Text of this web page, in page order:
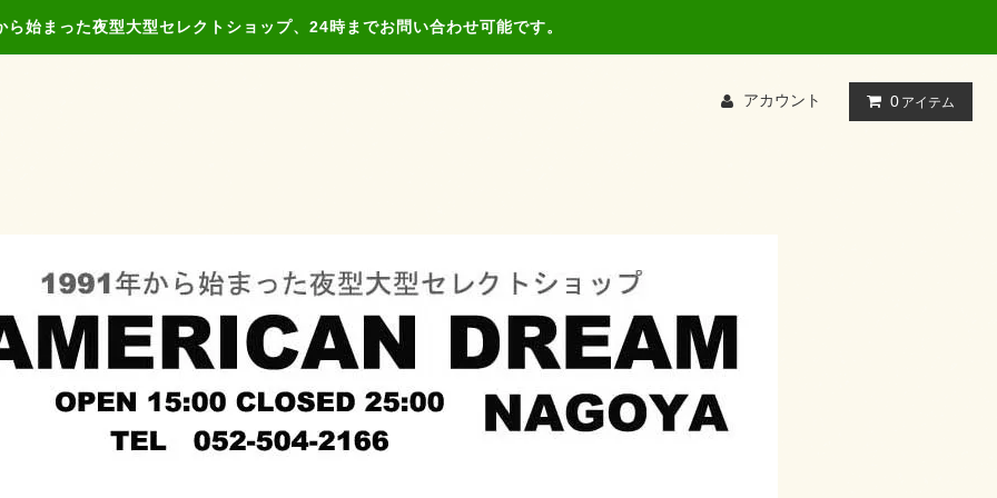
ら始まった夜型大型セレクトショップ、24時までお問い合わせ可能です。
アカウント 0 アイテム